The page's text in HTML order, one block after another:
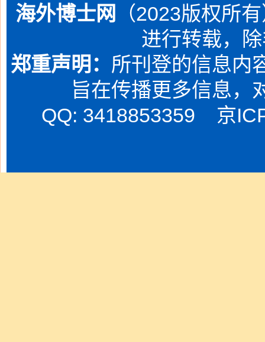
海外博士网
（2023版权所
进行转载，
郑重声明： 所刊登的信息内
旨在传播更多信息，
QQ: 3418853359 京